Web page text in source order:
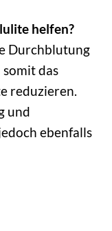
helfen?
Durchblutung
somit das
reduzieren.
und
ebenfalls